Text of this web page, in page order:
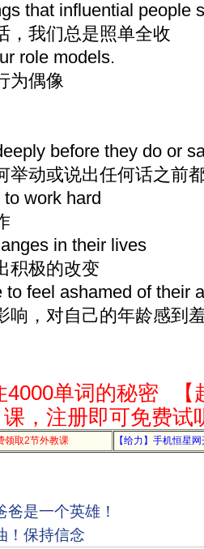
that influential people
，我们总是照单全收
role models.
为偶像
before they do or
举动或说出任何话之前
work hard
in their lives
积极的改变
feel ashamed of their
响，对自己的年龄感到
4000单词的秘密
课，注册即可免费试
领取2节外教课 【给力】手机恒星
爸是一个英雄！
！保持信念